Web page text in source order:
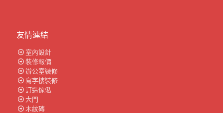
友情連結
室內設計
裝修報價
辦公室裝修
寫字樓裝修
訂造傢俬
大門
木紋磚